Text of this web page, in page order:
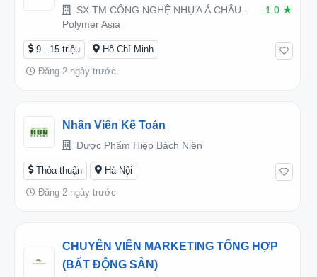
SX TM CÔNG NGHỆ NHỰA Á CHÂU -
Polymer Asia
1.0 ★
9 - 15 triệu Hồ Chí Minh
Đăng 2 ngày trước
Nhân Viên Kế Toán
Dược Phẩm Hiệp Bách Niên
Thỏa thuận Hà Nội
Đăng 2 ngày trước
CHUYÊN VIÊN MARKETING TỔNG HỢP
(BẤT ĐỘNG SẢN)